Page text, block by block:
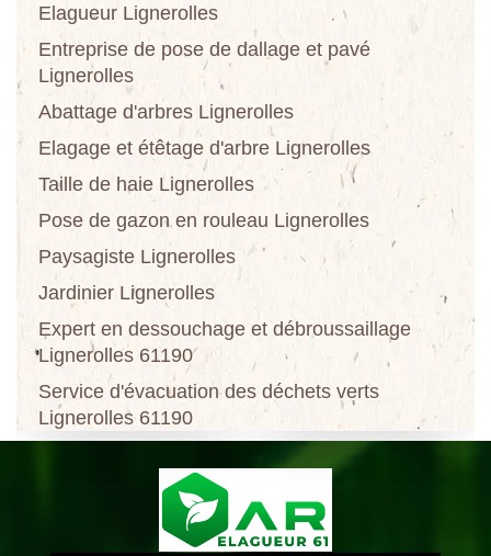
Elagueur Lignerolles
Entreprise de pose de dallage et pavé
Lignerolles
Abattage d'arbres Lignerolles
Elagage et étêtage d'arbre Lignerolles
Taille de haie Lignerolles
Pose de gazon en rouleau Lignerolles
Paysagiste Lignerolles
Jardinier Lignerolles
Expert en dessouchage et débroussaillage
Lignerolles 61190
Service d'évacuation des déchets verts
Lignerolles 61190